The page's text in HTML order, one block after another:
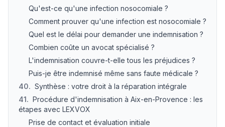
Qu'est-ce qu'une infection nosocomiale ?
Comment prouver qu'une infection est nosocomiale ?
Quel est le délai pour demander une indemnisation ?
Combien coûte un avocat spécialisé ?
L'indemnisation couvre-t-elle tous les préjudices ?
Puis-je être indemnisé même sans faute médicale ?
40. Synthèse : votre droit à la réparation intégrale
41. Procédure d'indemnisation à Aix-en-Provence : les
étapes avec LEXVOX
Prise de contact et évaluation initiale